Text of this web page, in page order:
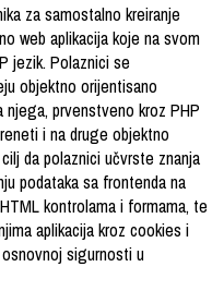
za samostalno kreiranje
web aplikacija koje na svom
jezik. Polaznici se
objektno orijentisano
prvenstveno kroz PHP
i na druge objektno
da polaznici učvrste znanja
podataka sa frontenda na
kontrolama i formama, te
aplikacija kroz cookies i
sigurnosti u